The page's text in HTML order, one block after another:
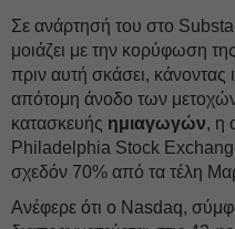
Σε ανάρτησή του στο
μοιάζει με την κορύφωση
πριν αυτή σκάσει, κάνοντας
απότομη άνοδο των
κατασκευής ημιαγωγών, η
Philadelphia Stock
σχεδόν 70% από τα τέλη
Ανέφερε ότι ο Nasdaq,